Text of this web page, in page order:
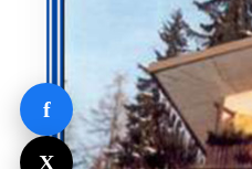
f
X